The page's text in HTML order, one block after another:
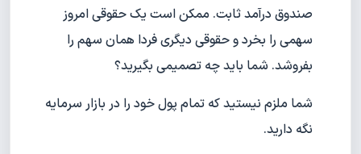
صندوق درآمد ثابت. ممکن است یک حقوقی امروز
سهمی را بخرد و حقوقی دیگری فردا همان سهم را
بفروشد. شما باید چه تصمیمی بگیرید؟
شما ملزم نیستید که تمام پول خود را در بازار سرمایه
نگه دارید.